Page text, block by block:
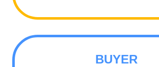
BUYER